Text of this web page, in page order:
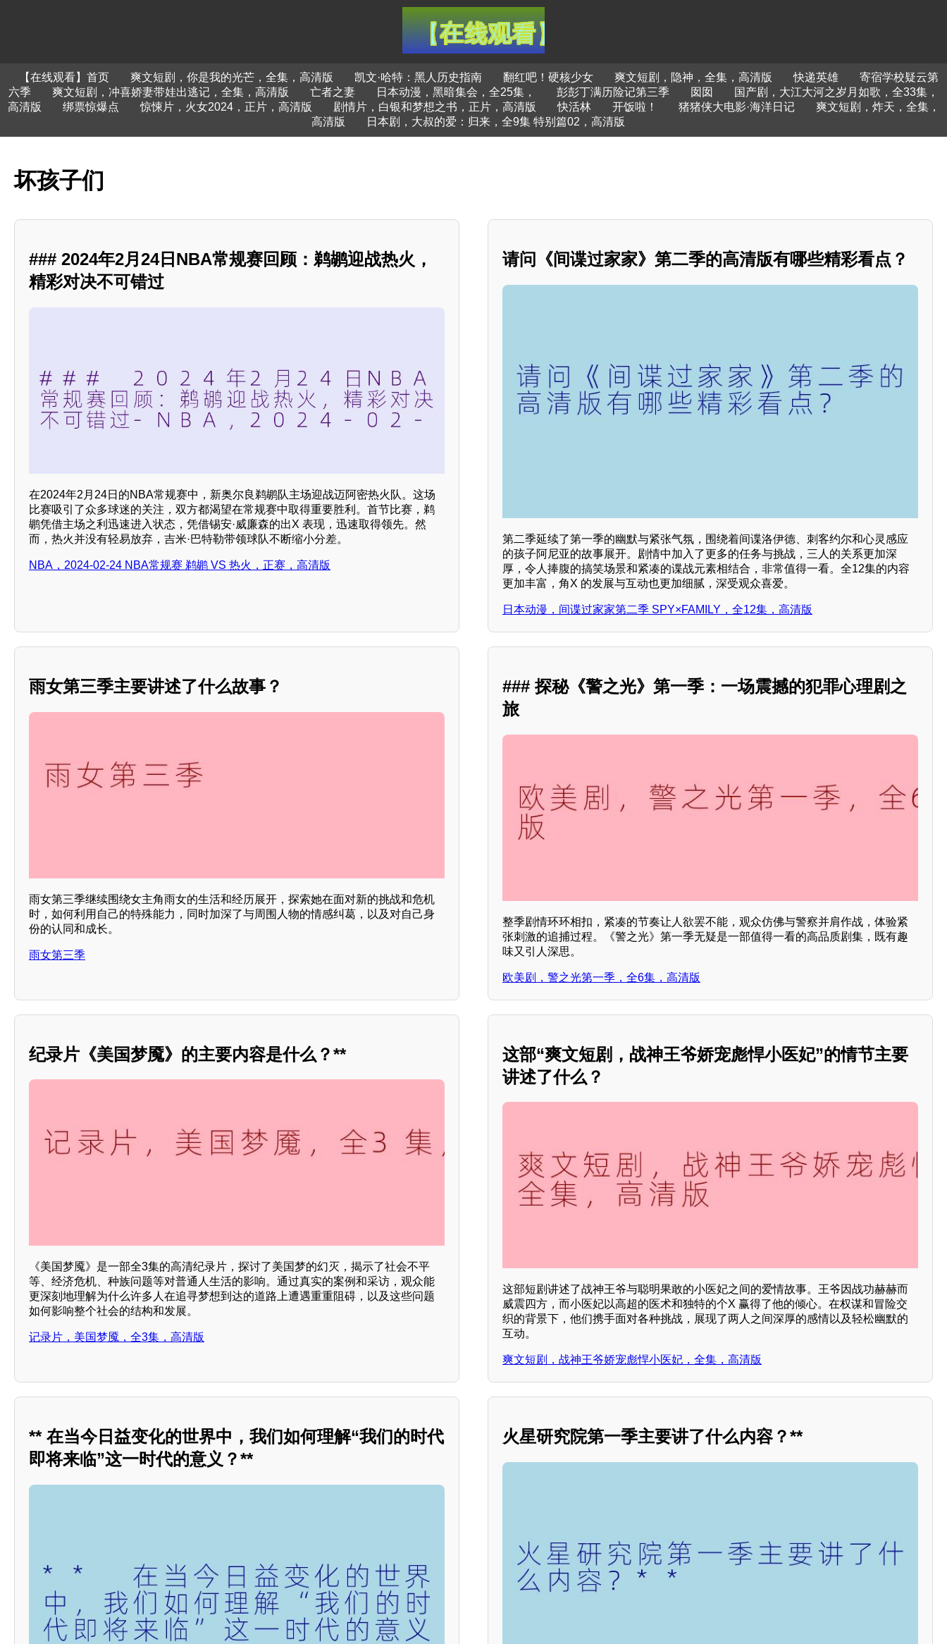
【在线观看】首页 爽文短剧，你是我的光芒，全集，高清版 凯文·哈特：黑人历史指南 翻红吧！硬核少女 爽文短剧，隐神，全集，高清版 快递英雄
寄宿学校疑云第
六季
爽文短剧，冲喜娇妻带娃出逃记，全集，高清版 亡者之妻 日本动漫，黑暗集会，全25集， 彭彭丁满历险记第三季 囡囡
国产剧，大江大河之岁月如歌，全33集，
高清版
绑票惊爆点 惊悚片，火女2024，正片，高清版 剧情片，白银和梦想之书，正片，高清版 快活林 开饭啦！ 猪猪侠大电影·海洋日记
爽文短剧，炸天，全集，
高清版
日本剧，大叔的爱：归来，全9集 特别篇02，高清版
坏孩子们
### 2024年2月24日NBA常规赛回顾：鹈鹕迎战热火，
精彩对决不可错过
在2024年2月24日的NBA常规赛中，新奥尔良鹈鹕队主场迎战迈阿密热火队。这场
比赛吸引了众多球迷的关注，双方都渴望在常规赛中取得重要胜利。首节比赛，鹈
鹕凭借主场之利迅速进入状态，凭借锡安·威廉森的出X 表现，迅速取得领先。然
而，热火并没有轻易放弃，吉米·巴特勒带领球队不断缩小分差。
NBA，2024-02-24 NBA常规赛 鹈鹕 VS 热火，正赛，高清版
请问《间谍过家家》第二季的高清版有哪些精彩看点？
第二季延续了第一季的幽默与紧张气氛，围绕着间谍洛伊德、刺客约尔和心灵感应
的孩子阿尼亚的故事展开。剧情中加入了更多的任务与挑战，三人的关系更加深
厚，令人捧腹的搞笑场景和紧凑的谍战元素相结合，非常值得一看。全12集的内容
更加丰富，角X 的发展与互动也更加细腻，深受观众喜爱。
日本动漫，间谍过家家第二季 SPY×FAMILY，全12集，高清版
雨女第三季主要讲述了什么故事？
雨女第三季继续围绕女主角雨女的生活和经历展开，探索她在面对新的挑战和危机
时，如何利用自己的特殊能力，同时加深了与周围人物的情感纠葛，以及对自己身
份的认同和成长。
雨女第三季
### 探秘《警之光》第一季：一场震撼的犯罪心理剧之
旅
整季剧情环环相扣，紧凑的节奏让人欲罢不能，观众仿佛与警察并肩作战，体验紧
张刺激的追捕过程。《警之光》第一季无疑是一部值得一看的高品质剧集，既有趣
味又引人深思。
欧美剧，警之光第一季，全6集，高清版
纪录片《美国梦魇》的主要内容是什么？**
《美国梦魇》是一部全3集的高清纪录片，探讨了美国梦的幻灭，揭示了社会不平
等、经济危机、种族问题等对普通人生活的影响。通过真实的案例和采访，观众能
更深刻地理解为什么许多人在追寻梦想到达的道路上遭遇重重阻碍，以及这些问题
如何影响整个社会的结构和发展。
记录片，美国梦魇，全3集，高清版
这部“爽文短剧，战神王爷娇宠彪悍小医妃”的情节主要
讲述了什么？
这部短剧讲述了战神王爷与聪明果敢的小医妃之间的爱情故事。王爷因战功赫赫而
威震四方，而小医妃以高超的医术和独特的个X 赢得了他的倾心。在权谋和冒险交
织的背景下，他们携手面对各种挑战，展现了两人之间深厚的感情以及轻松幽默的
互动。
爽文短剧，战神王爷娇宠彪悍小医妃，全集，高清版
** 在当今日益变化的世界中，我们如何理解“我们的时代
即将来临”这一时代的意义？**
火星研究院第一季主要讲了什么内容？**